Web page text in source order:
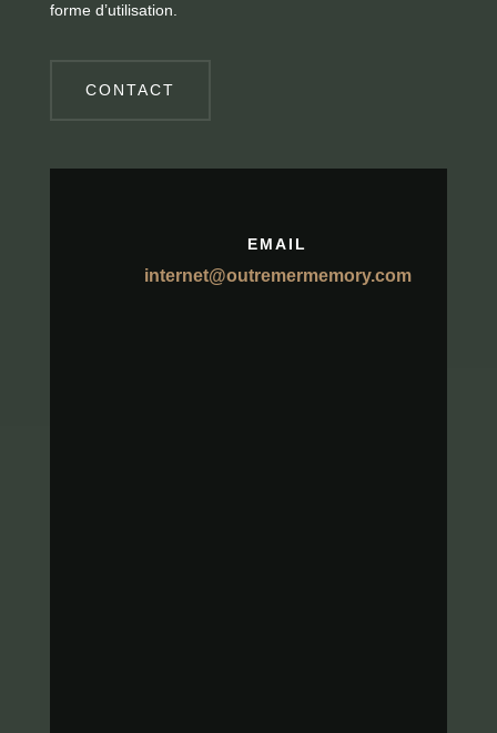
forme d’utilisation.
CONTACT
EMAIL
internet@outremermemory.com